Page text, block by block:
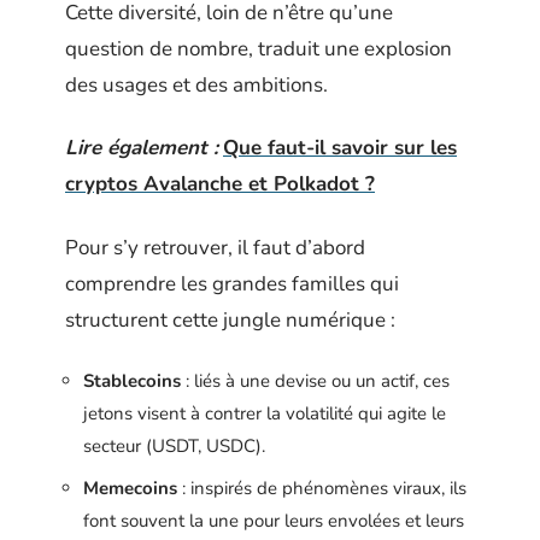
Cette diversité, loin de n’être qu’une
question de nombre, traduit une explosion
des usages et des ambitions.
Lire également : Que faut-il savoir sur les
cryptos Avalanche et Polkadot ?
Pour s’y retrouver, il faut d’abord
comprendre les grandes familles qui
structurent cette jungle numérique :
Stablecoins : liés à une devise ou un actif, ces
jetons visent à contrer la volatilité qui agite le
secteur (USDT, USDC).
Memecoins : inspirés de phénomènes viraux, ils
font souvent la une pour leurs envolées et leurs